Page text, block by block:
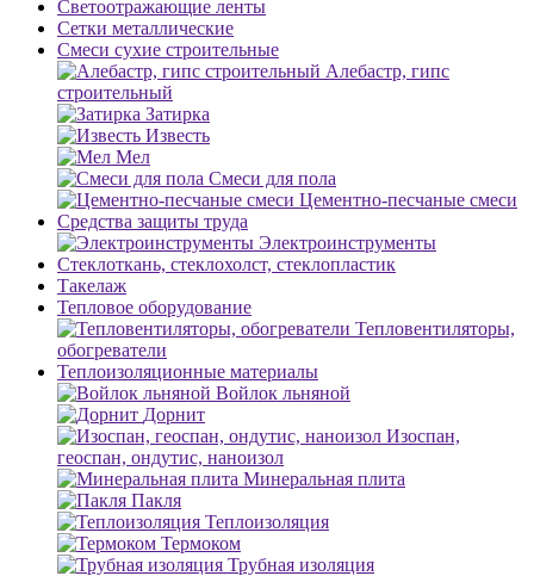
Светоотражающие ленты
Сетки металлические
Смеси сухие строительные
Алебастр, гипс
строительный
Затирка
Известь
Мел
Смеси для пола
Цементно-песчаные смеси
Средства защиты труда
Электроинструменты
Стеклоткань, стеклохолст, стеклопластик
Такелаж
Тепловое оборудование
Тепловентиляторы,
обогреватели
Теплоизоляционные материалы
Войлок льняной
Дорнит
Изоспан,
геоспан, ондутис, наноизол
Минеральная плита
Пакля
Теплоизоляция
Термоком
Трубная изоляция